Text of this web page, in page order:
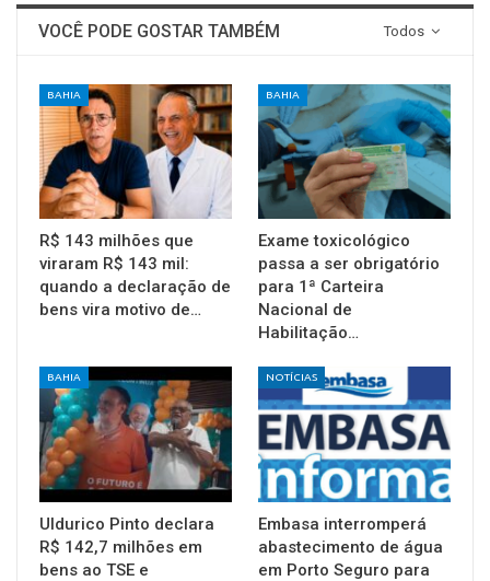
Todos
VOCÊ PODE GOSTAR TAMBÉM
BAHIA
R$ 143 milhões que
viraram R$ 143 mil:
quando a declaração de
bens vira motivo de…
BAHIA
Exame toxicológico
passa a ser obrigatório
para 1ª Carteira
Nacional de
Habilitação…
BAHIA
Uldurico Pinto declara
R$ 142,7 milhões em
bens ao TSE e
NOTÍCIAS
Embasa interromperá
abastecimento de água
em Porto Seguro para